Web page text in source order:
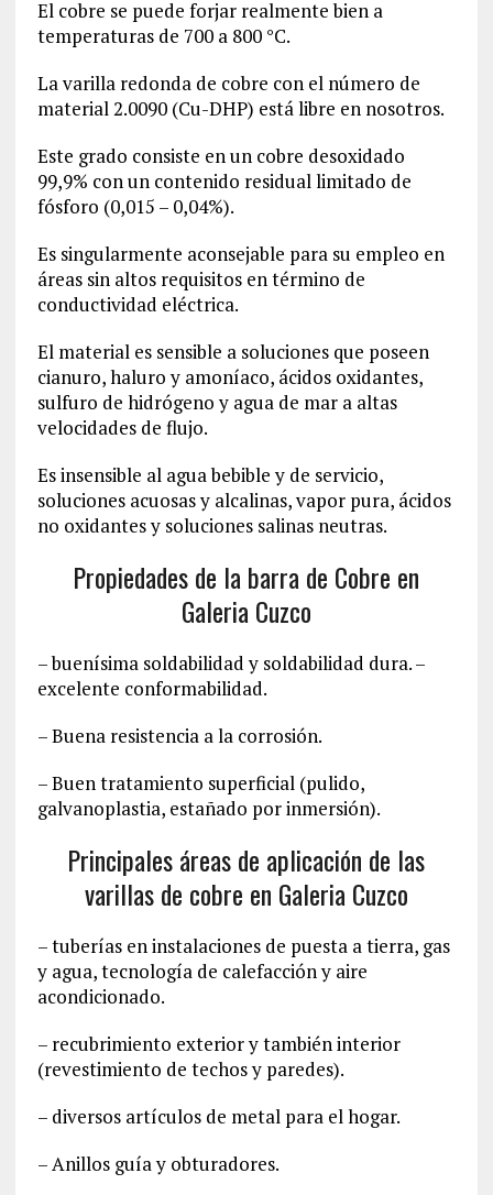
El cobre se puede forjar realmente bien a
temperaturas de 700 a 800 °C.
La varilla redonda de cobre con el número de
material2.0090(Cu-DHP) está libre en nosotros.
Este grado consiste en un cobre desoxidado
99,9% con un contenido residual limitado de
fósforo (0,015 – 0,04%).
Es singularmente aconsejable para su empleo en
áreas sin altos requisitos en término de
conductividad eléctrica.
El material es sensible a soluciones que poseen
cianuro, haluro y amoníaco, ácidos oxidantes,
sulfuro de hidrógeno y agua de mar a altas
velocidades de flujo.
Es insensible al agua bebible y de servicio,
soluciones acuosas y alcalinas, vapor pura, ácidos
no oxidantes y soluciones salinas neutras.
Propiedades de la barra de Cobre en
Galeria Cuzco
– buenísima soldabilidad y soldabilidad dura. –
excelente conformabilidad.
– Buena resistencia a la corrosión.
– Buen tratamiento superficial (pulido,
galvanoplastia, estañado por inmersión).
Principales áreas de aplicación de las
varillas de cobre en Galeria Cuzco
– tuberías en instalaciones de puesta a tierra, gas
y agua, tecnología de calefacción y aire
acondicionado.
– recubrimiento exterior y también interior
(revestimiento de techos y paredes).
– diversos artículos de metal para el hogar.
– Anillos guía y obturadores.